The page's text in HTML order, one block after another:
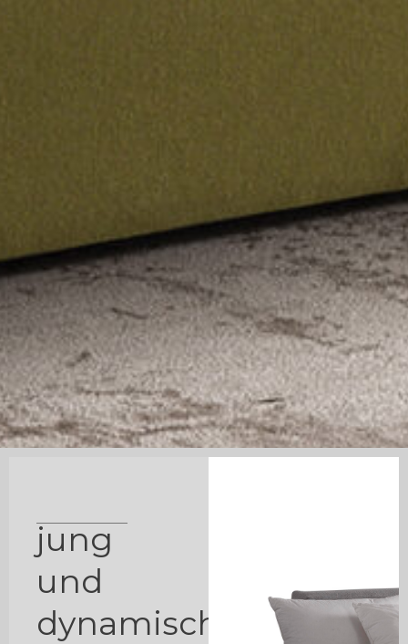
jung
und
dynamisch